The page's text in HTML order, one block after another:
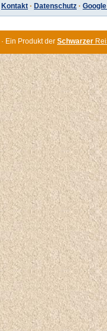
Kontakt · Datenschutz ·
· Ein Produkt der Schwarzer